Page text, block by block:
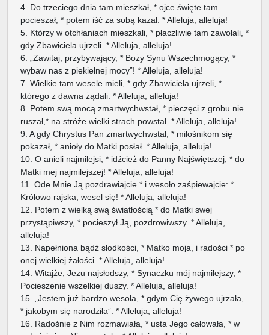
4. Do trzeciego dnia tam mieszkał, * ojce święte tam
pocieszał, * potem iść za sobą kazał. * Alleluja, alleluja!
5. Którzy w otchłaniach mieszkali, * płaczliwie tam zawołali, *
gdy Zbawiciela ujrzeli. * Alleluja, alleluja!
6. „Zawitaj, przybywający, * Boży Synu Wszechmogący, *
wybaw nas z piekielnej mocy”! * Alleluja, alleluja!
7. Wielkie tam wesele mieli, * gdy Zbawiciela ujrzeli, *
którego z dawna żądali. * Alleluja, alleluja!
8. Potem swą mocą zmartwychwstał, * pieczęci z grobu nie
ruszał,* na stróże wielki strach powstał. * Alleluja, alleluja!
9. A gdy Chrystus Pan zmartwychwstał, * miłośnikom się
pokazał, * anioły do Matki posłał. * Alleluja, alleluja!
10. O anieli najmilejsi, * idźcież do Panny Najświętszej, * do
Matki mej najmilejszej! * Alleluja, alleluja!
11. Ode Mnie Ją pozdrawiajcie * i wesoło zaśpiewajcie: *
Królowo rajska, wesel się! * Alleluja, alleluja!
12. Potem z wielką swą światłością * do Matki swej
przystąpiwszy, * pocieszył Ją, pozdrowiwszy. * Alleluja,
alleluja!
13. Napełniona bądź słodkości, * Matko moja, i radości * po
onej wielkiej żałości. * Alleluja, alleluja!
14. Witajże, Jezu najsłodszy, * Synaczku mój najmilejszy, *
Pocieszenie wszelkiej duszy. * Alleluja, alleluja!
15. „Jestem już bardzo wesoła, * gdym Cię żywego ujrzała,
* jakobym się narodziła”. * Alleluja, alleluja!
16. Radośnie z Nim rozmawiała, * usta Jego całowała, * w